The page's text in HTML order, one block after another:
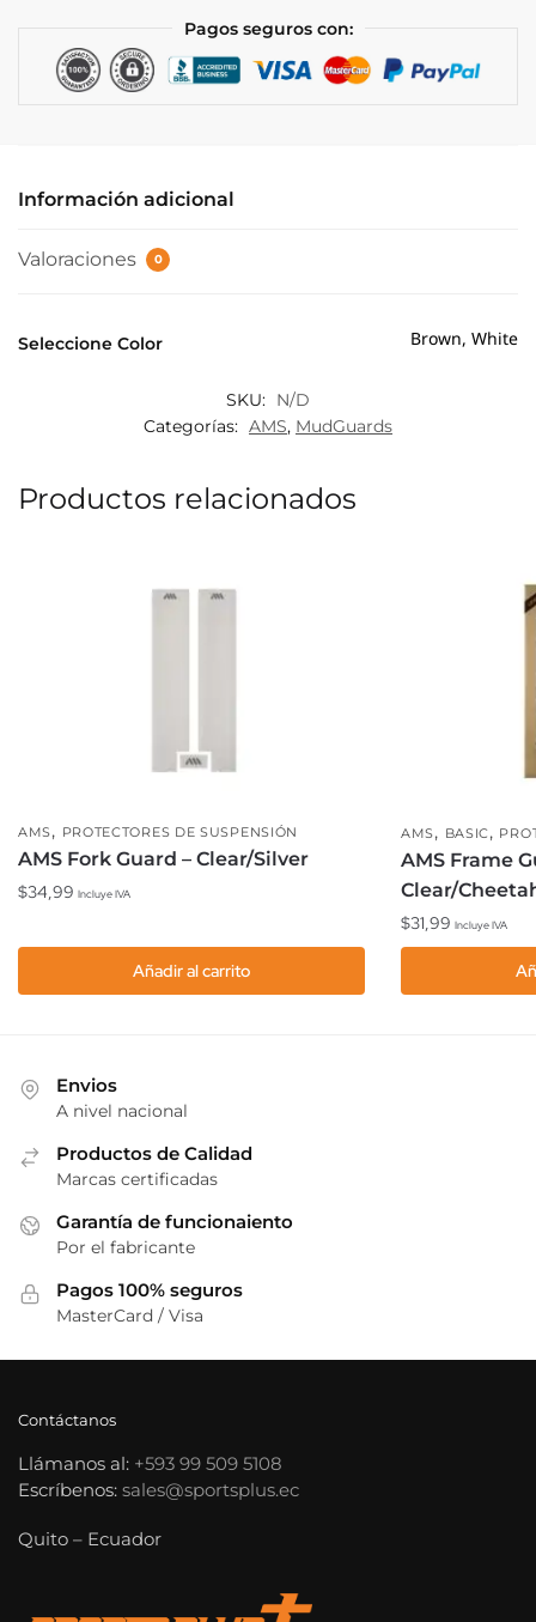
Ridgeline
cantidad
Pagos seguros con:
Información adicional
Valoraciones 0
Seleccione Color Brown, White
SKU: N/D
Categorías: AMS, MudGuards
Productos relacionados
AMS, PROTECTORES DE SUSPENSIÓN
AMS Fork Guard – Clear/Silver
$34,99 Incluye IVA
Añadir al carrito
AMS, BASIC,
AMS Frame
Clear/
$31,99 Incluye IVA
Envios
A nivel nacional
Productos de Calidad
Marcas certificadas
Garantía de funcionaiento
Por el fabricante
Pagos 100% seguros
MasterCard / Visa
Contáctanos
Llámanos al: +593 99 509 5108
Escríbenos: sales@sportsplus.ec
Quito – Ecuador